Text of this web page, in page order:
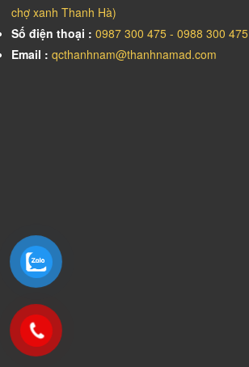
chợ xanh Thanh Hà)
Số điện thoại : 0987 300 475 - 0988 300 475
Email : qcthanhnam@thanhnamad.com